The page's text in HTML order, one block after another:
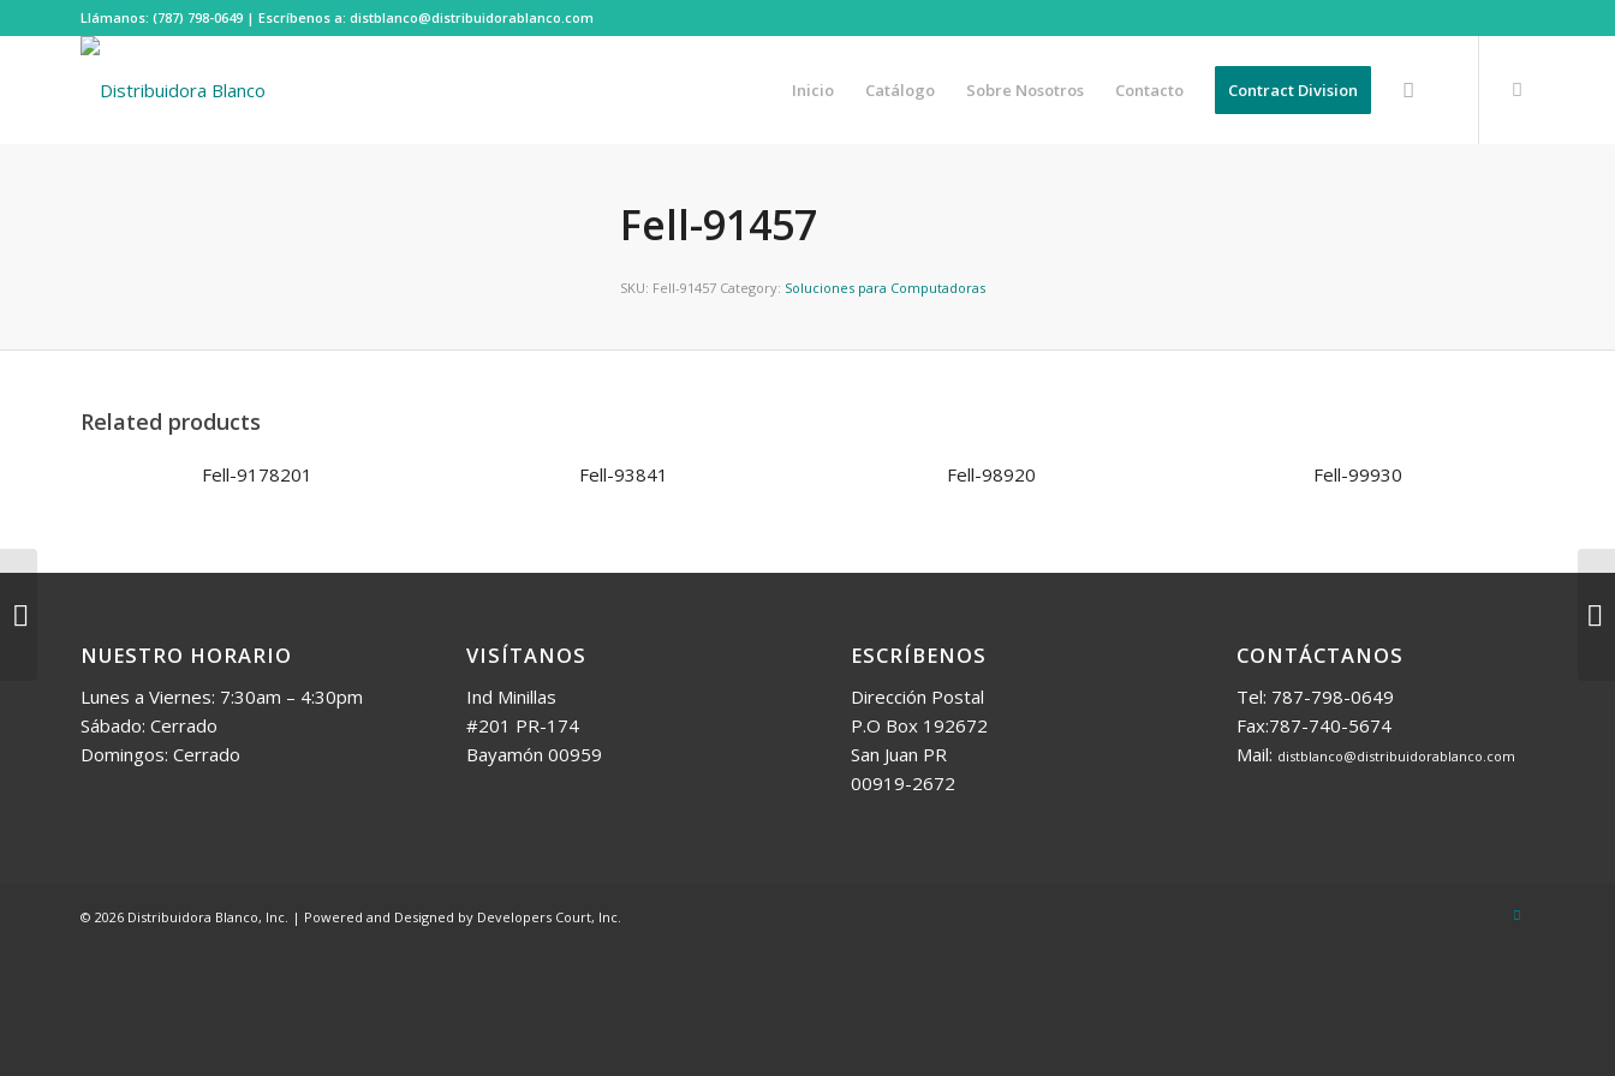
Llámanos: (787) 798-0649 | Escríbenos a: distblanco@distribuidorablanco.com
Inicio Catálogo Sobre Nosotros Contacto Contract Division
Fell-91457
SKU: Fell-91457 Category: Soluciones para Computadoras
Related products
Fell-9178201 Fell-93841 Fell-98920 Fell-99930
NUESTRO HORARIO
Lunes a Viernes: 7:30am – 4:30pm
Sábado: Cerrado
Domingos: Cerrado
VISÍTANOS
Ind Minillas
#201 PR-174
Bayamón 00959
ESCRÍBENOS
Dirección Postal
P.O Box 192672
San Juan PR
00919-2672
CONTÁCTANOS
Tel: 787-798-0649
Fax:787-740-5674
Mail: distblanco@distribuidorablanco.com
© 2026 Distribuidora Blanco, Inc. | Powered and Designed by Developers Court, Inc.